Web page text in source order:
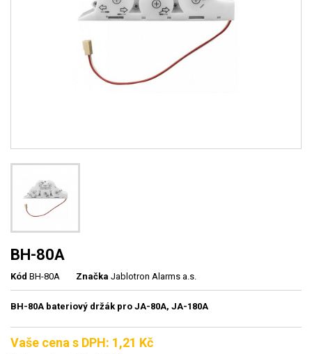
BH-80A
Kód BH-80A Značka Jablotron Alarms a.s.
BH-80A bateriový držák pro JA-80A, JA-180A
Vaše cena s DPH: 1,21 Kč